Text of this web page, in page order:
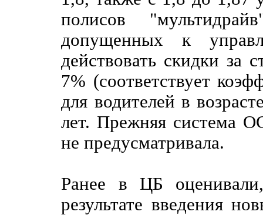
полисов
допущенных к
действовать скидки за
7% (соответствует
для водителей в
лет. Прежняя система
не предусматривала.
Ранее в ЦБ
результате введения